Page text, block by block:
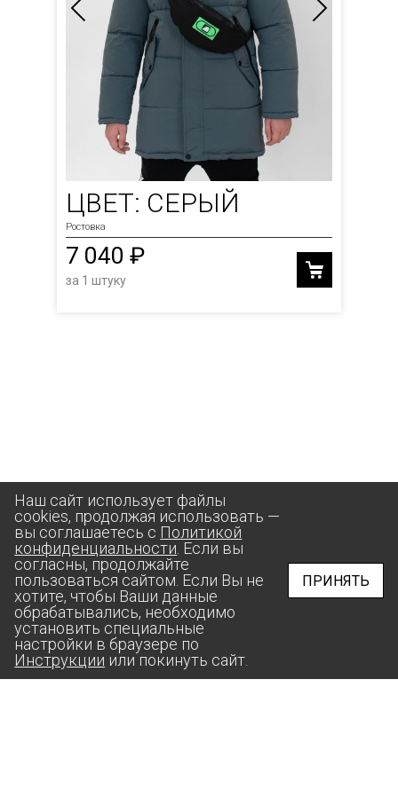
ЦВЕТ: СЕРЫЙ
Ростовка
7 040 ₽
за 1 штуку
Наш сайт использует файлы
cookies, продолжая использовать —
вы соглашаетесь с Политикой
конфиденциальности . Если вы
согласны, продолжайте
пользоваться сайтом. Если Вы не
хотите, чтобы Ваши данные
обрабатывались, необходимо
установить специальные
настройки в браузере по
Инструкции или покинуть сайт.
ПРИНЯТЬ